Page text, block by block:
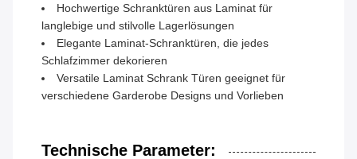
Hochwertige Schranktüren aus Laminat für
langlebige und stilvolle Lagerlösungen
Elegante Laminat-Schranktüren, die jedes
Schlafzimmer dekorieren
Versatile Laminat Schrank Türen geeignet für
verschiedene Garderobe Designs und Vorlieben
Technische Parameter: